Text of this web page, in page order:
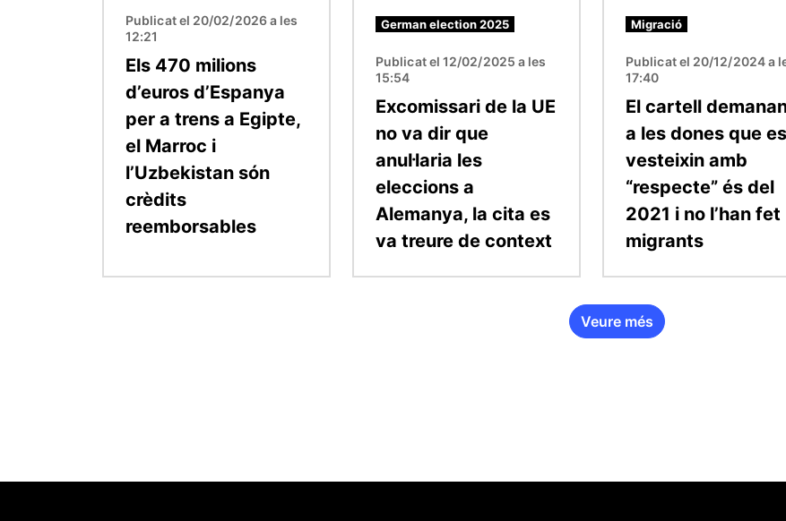
Publicat el 20/02/2026 a les
12:21
Els 470 milions
d’euros d’Espanya
per a trens a Egipte,
el Marroc i
l’Uzbekistan són
crèdits
reemborsables
German election 2025
Publicat el 12/02/2025 a les
15:54
Excomissari de la UE
no va dir que
anul·laria les
eleccions a
Alemanya, la cita es
va treure de context
Migració
Publicat el 20/12/2024 a
17:40
El cartell
a les dones que es
vesteixin amb
“respecte” és del
2021 i no l’han fet
migrants
Veure més